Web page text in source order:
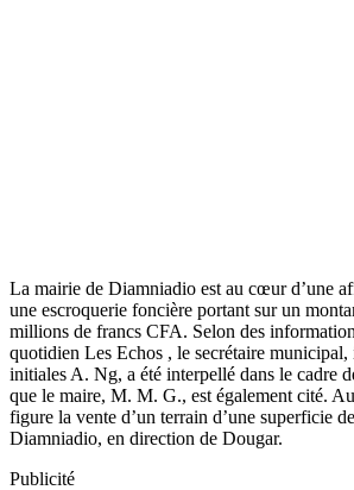
La mairie de Diamniadio est au cœur d’une
une escroquerie foncière portant sur un
millions de francs CFA. Selon des
quotidien Les Echos , le secrétaire municipal,
initiales A. Ng, a été interpellé dans le cadre
que le maire, M. M. G., est également cité.
figure la vente d’un terrain d’une superficie
Diamniadio, en direction de Dougar.
Publicité